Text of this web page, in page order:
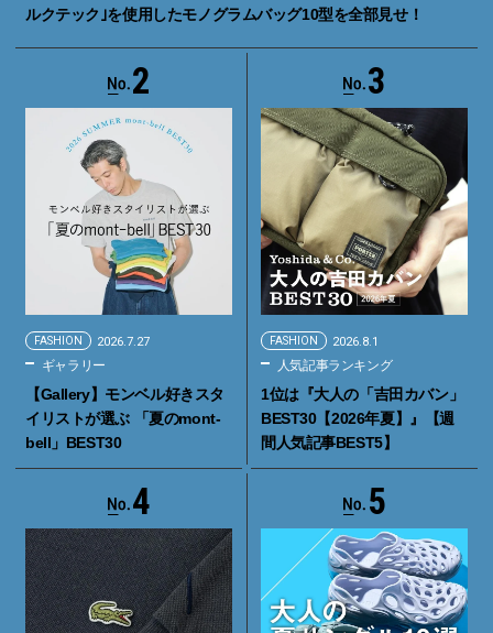
ルクテック｣を使用したモノグラムバッグ10型を全部見せ！
2
FASHION 2026.7.27
ギャラリー
【Gallery】モンベル好きスタ
イリストが選ぶ 「夏のmont-
bell」BEST30
3
FASHION 2026.8.1
人気記事ランキング
1位は『大人の「吉田カバン」
BEST30【2026年夏】』【週
間人気記事BEST5】
4 5